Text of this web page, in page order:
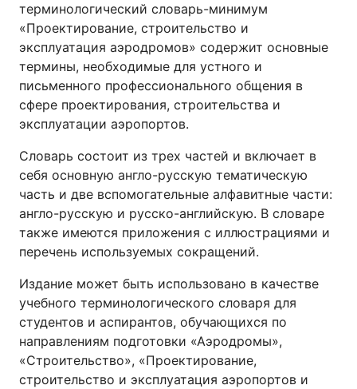
терминологический словарь-минимум
«Проектирование, строительство и
эксплуатация аэродромов» содержит основные
термины, необходимые для устного и
письменного профессионального общения в
сфере проектирования, строительства и
эксплуатации аэропортов.
Словарь состоит из трех частей и включает в
себя основную англо-русскую тематическую
часть и две вспомогательные алфавитные части:
англо-русскую и русско-английскую. В словаре
также имеются приложения с иллюстрациями и
перечень используемых сокращений.
Издание может быть использовано в качестве
учебного терминологического словаря для
студентов и аспирантов, обучающихся по
направлениям подготовки «Аэродромы»,
«Строительство», «Проектирование,
строительство и эксплуатация аэропортов и